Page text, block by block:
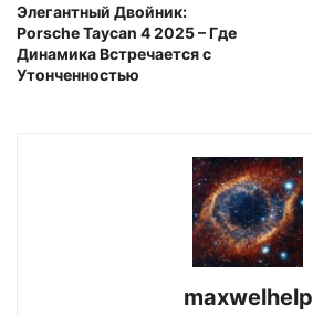
Элегантный Двойник:
Porsche Taycan 4 2025 – Где
Динамика Встречается с
Утонченностью
maxwelhelp